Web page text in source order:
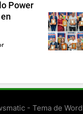
Power
- Tema de